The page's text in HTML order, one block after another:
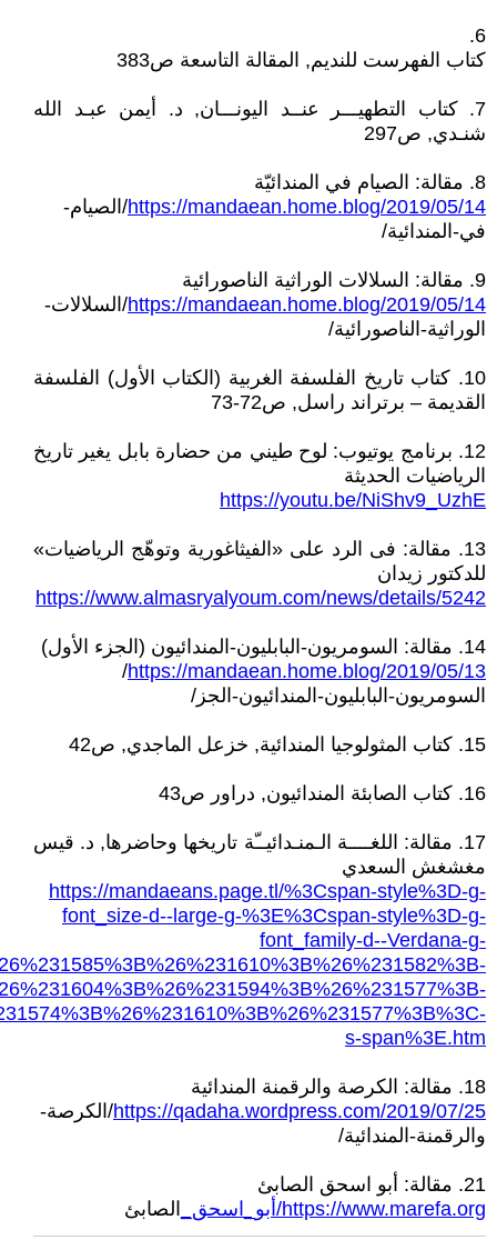
6.
كتاب الفهرست للنديم, المقالة التاسعة ص383
7. كتاب التطهيـــر عنــد اليونـــان, د. أيمن عبـد الله
شنـدي, ص297
8. مقالة: الصيام في المندائيّة
https://mandaean.home.blog/2019/05/14/الصيام-
في-المندائية/
9. مقالة: السلالات الوراثية الناصورائية
https://mandaean.home.blog/2019/05/14/السلالات-
الوراثية-الناصورائية/
10. كتاب تاريخ الفلسفة الغربية (الكتاب الأول) الفلسفة
القديمة – برتراند راسل, ص72-73
12. برنامج يوتيوب: لوح طيني من حضارة بابل يغير تاريخ
الرياضيات الحديثة
https://youtu.be/NiShv9_UzhE
13. مقالة: فى الرد على «الفيثاغورية وتوهّج الرياضيات»
للدكتور زيدان
https://www.almasryalyoum.com/news/details/5242
14. مقالة: السومريون-البابليون-المندائيون (الجزء الأول)
https://mandaean.home.blog/2019/05/13
/
السومريون-البابليون-المندائيون-الجز/
15. كتاب المثولوجيا المندائية, خزعل الماجدي, ص42
16. كتاب الصابئة المندائيون, دراور ص43
17. مقالة: اللغــــة الـمنـدائيــّة تاريخها وحاضرها, د. قيس
مغشغش السعدي
https://mandaeans.page.tl/%3Cspan-style%3D-g-
font_size-d--large-g-%3E%3Cspan-style%3D-g-
font_family-d--Verdana-g-
s-span%3E.htm
18. مقالة: الكرصة والرقمنة المندائية
https://qadaha.wordpress.com/2019/07/25/الكرصة-
والرقمنة-المندائية/
21. مقالة: أبو اسحق الصابئ
https://www.marefa.org/أبو_اسحق_
الصابئ